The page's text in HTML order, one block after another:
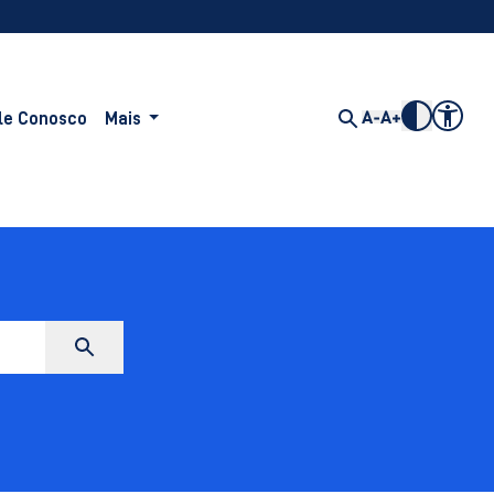
Conosco Mais